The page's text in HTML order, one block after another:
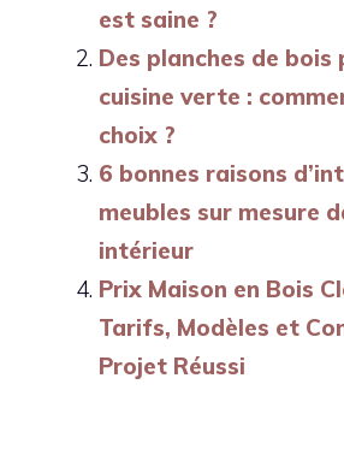
est saine ?
Des planches de bois
cuisine verte :
choix ?
6 bonnes raisons
meubles sur mesure
intérieur
Prix Maison en Bois
Tarifs, Modèles et
Projet Réussi